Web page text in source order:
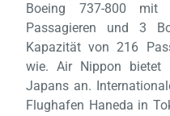
Boeing 737-800
Passagieren und 3
Kapazität von 216
wie. Air Nippon bietet
Japans an.
Flughafen Haneda in